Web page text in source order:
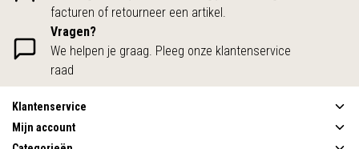
facturen of retourneer een artikel.
Vragen?
We helpen je graag. Pleeg onze klantenservice
raad
Klantenservice
Mijn account